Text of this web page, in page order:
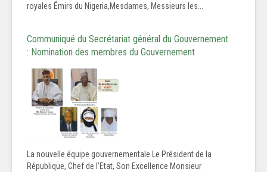
royales Émirs du Nigeria,Mesdames, Messieurs les...
Communiqué du Secrétariat général du Gouvernement
: Nomination des membres du Gouvernement
La nouvelle équipe gouvernementale Le Président de la
République, Chef de l’Etat, Son Excellence Monsieur